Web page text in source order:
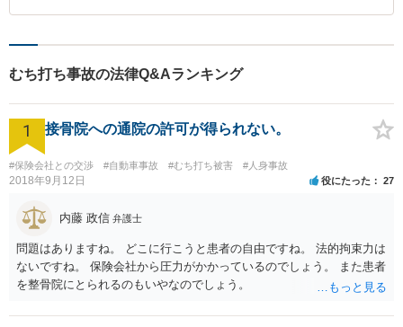
むち打ち事故の法律Q&Aランキング
1 接骨院への通院の許可が得られない。
#保険会社との交渉 #自動車事故 #むち打ち被害 #人身事故
2018年9月12日 役にたった 27
内藤 政信 弁護士
問題はありますね。 どこに行こうと患者の自由ですね。 法的拘束力は
ないですね。 保険会社から圧力がかかっているのでしょう。 また患者
を整骨院にとられるのもいやなのでしょう。